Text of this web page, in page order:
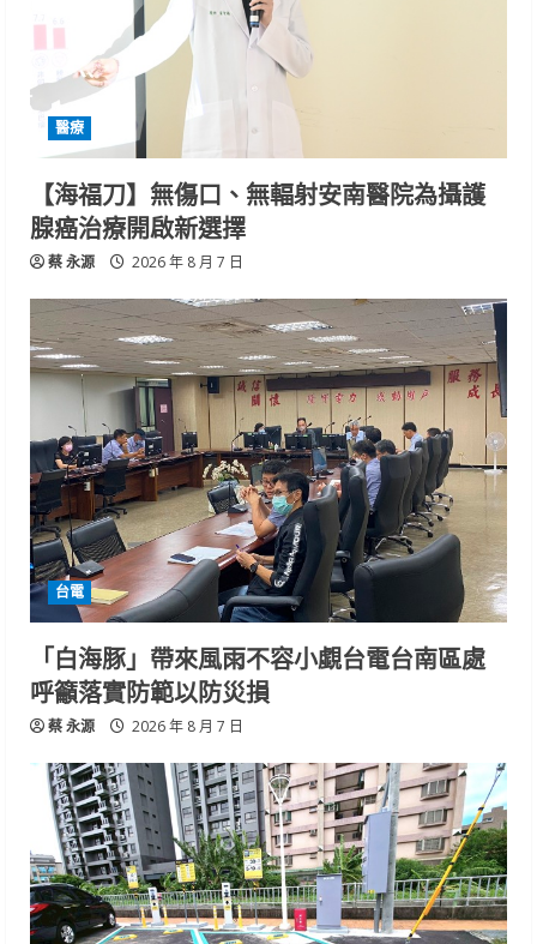
醫療
【海福刀】無傷口、無輻射安南醫院為攝護
腺癌治療開啟新選擇
蔡 永源 2026 年 8 月 7 日
台電
「白海豚」帶來風雨不容小覷台電台南區處
呼籲落實防範以防災損
蔡 永源 2026 年 8 月 7 日